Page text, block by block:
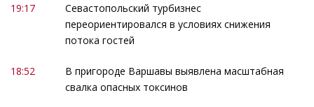
19:17
Севастопольский турбизнес
переориентировался в условиях снижения
потока гостей
18:52
В пригороде Варшавы выявлена масштабная
свалка опасных токсинов